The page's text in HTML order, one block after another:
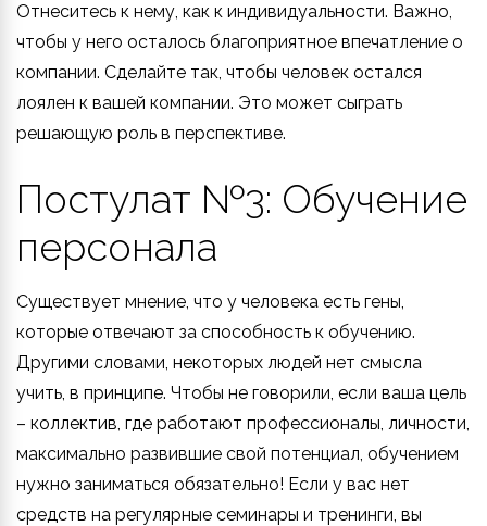
Отнеситесь к нему, как к индивидуальности. Важно,
чтобы у него осталось благоприятное впечатление о
компании. Сделайте так, чтобы человек остался
лоялен к вашей компании. Это может сыграть
решающую роль в перспективе.
Постулат №3: Обучение
персонала
Существует мнение, что у человека есть гены,
которые отвечают за способность к обучению.
Другими словами, некоторых людей нет смысла
учить, в принципе. Чтобы не говорили, если ваша цель
– коллектив, где работают профессионалы, личности,
максимально развившие свой потенциал, обучением
нужно заниматься обязательно! Если у вас нет
средств на регулярные семинары и тренинги, вы